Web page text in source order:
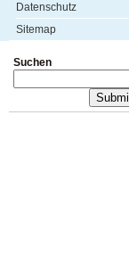
Datenschutz
Sitemap
Suchen